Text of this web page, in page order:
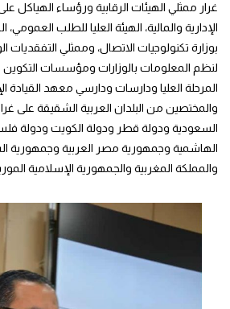
غرار ممثلي الهيئات الرقابية ورؤساء الهياكل على
الإدارية والمالية، الهيئة العليا للطلب العمومي،
بوزارة تكنولوجيات الاتصال، وممثلي التفقديات
لنظم المعلومات بالوزارات ومؤسسات
المرحلة العليا ودارسات ودارسي معهد القيادة
والمختصين من البلدان العربية الشقيقة على
السعودية ودولة قطر ودولة الكويت ودولة
الهاشمية وجمهورية مصر العربية وجمهورية
والمملكة المغربية والجمهورية الإسلامية